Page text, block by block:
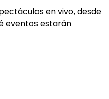
en vivo, desde
eventos estarán